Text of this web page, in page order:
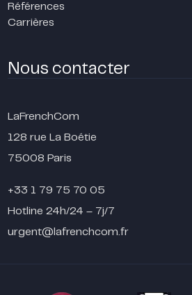
Références
Carrières
Nous contacter
LaFrenchCom
128 rue La Boétie
75008 Paris
+33 1 79 75 70 05
Hotline 24h/24 – 7j/7
urgent@lafrenchcom.fr